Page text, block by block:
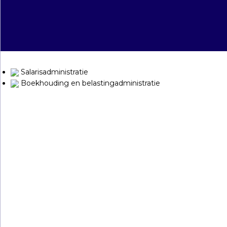
Salarisadministratie
Boekhouding en belastingadministratie